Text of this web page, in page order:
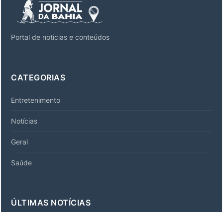
Portal de noticias e conteúdos
CATEGORIAS
Entretenimento
Notícias
Geral
Saúde
ÚLTIMAS NOTÍCIAS